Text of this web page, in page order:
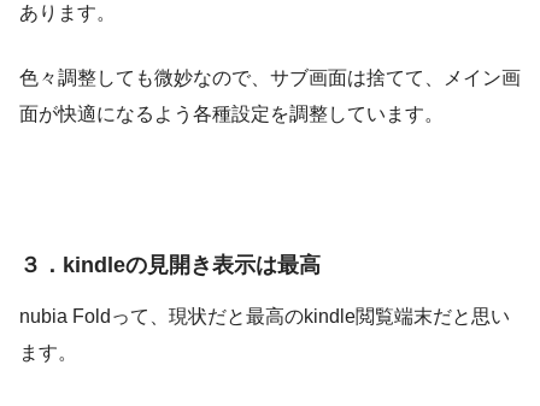
あります。
色々調整しても微妙なので、サブ画面は捨てて、メイン画
面が快適になるよう各種設定を調整しています。
３．kindleの見開き表示は最高
nubia Foldって、現状だと最高のkindle閲覧端末だと思い
ます。